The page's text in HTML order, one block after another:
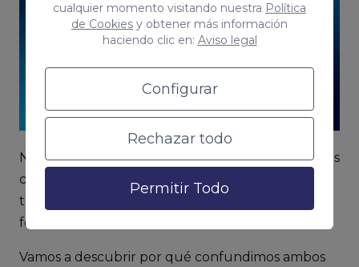
cualquier momento visitando nuestra Política
de Cookies y obtener más información
haciendo clic en: Aviso legal
Configurar
Rechazar todo
Permitir Todo
No nos debe extrañar que podamos encontrarnos
con algunas situaciones en las que ambos
términos aparecen asociados y se utilizan de
forma inadecuada.
Vamos a descubrir por qué confundimos ambos